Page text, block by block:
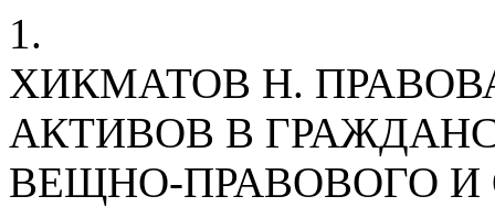
1.
ХИКМАТОВ Н.
АКТИВОВ В
ВЕЩНО-ПРАВОВОГО И